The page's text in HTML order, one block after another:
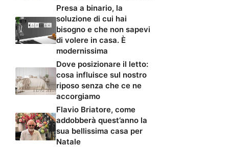
Presa a binario, la
soluzione di cui hai
bisogno e che non sapevi
di volere in casa. È
modernissima
Dove posizionare il letto:
cosa influisce sul nostro
riposo senza che ce ne
accorgiamo
Flavio Briatore, come
addobberà quest’anno la
sua bellissima casa per
Natale